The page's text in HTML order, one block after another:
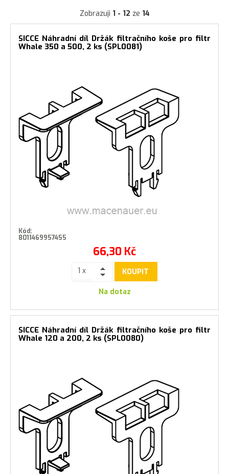
Zobrazuji 1 - 12 ze 14
SICCE Náhradní díl Držák filtračního koše pro filtr
Whale 350 a 500, 2 ks (SPL0081)
Kód:
8011469957455
66,30 Kč
KOUPIT
Na dotaz
SICCE Náhradní díl Držák filtračního koše pro filtr
Whale 120 a 200, 2 ks (SPL0080)